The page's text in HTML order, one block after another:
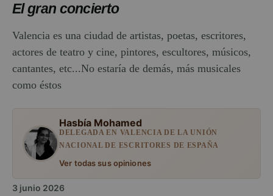
El gran concierto
Valencia es una ciudad de artistas, poetas, escritores,
actores de teatro y cine, pintores, escultores, músicos,
cantantes, etc...No estaría de demás, más musicales
como éstos
Hasbía Mohamed
DELEGADA EN VALENCIA DE LA UNIÓN
NACIONAL DE ESCRITORES DE ESPAÑA
Ver todas sus opiniones
3 junio 2026